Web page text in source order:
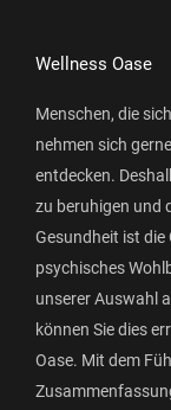
Wellness Oase
Menschen, die
nehmen sich
entdecken.
zu beruhigen und
Gesundheit ist
psychisches
unserer Auswahl
können Sie dies
Oase. Mit dem